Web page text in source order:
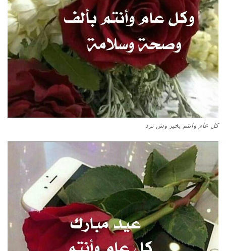
كل عام وانتم بخير وش ترد